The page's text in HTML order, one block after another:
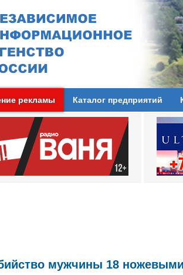
рекламы Каталог предприятий
мужчины 18